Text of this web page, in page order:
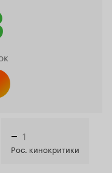
– 1
Рос. кинокритики